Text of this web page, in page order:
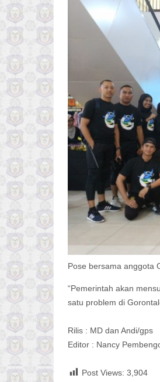
Pose bersama anggota
“Pemerintah akan
satu problem di
Rilis : MD dan Andi/gps
Editor : Nancy
Post Views: 3,904